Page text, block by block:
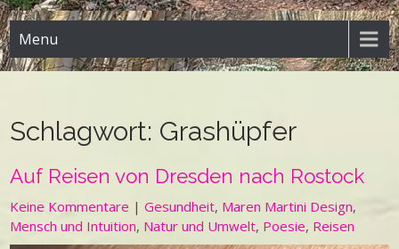
Menu
Schlagwort: Grashüpfer
Auf Reisen von Dresden nach Rostock
Keine Kommentare |Gesundheit, Maren Martini Design,
Mensch und Intuition, Natur und Umwelt, Poesie, Reisen